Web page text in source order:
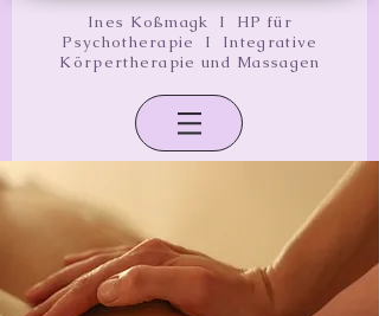
Ines Koßmagk I HP für
Psychotherapie I Integrative
Körpertherapie und Massagen